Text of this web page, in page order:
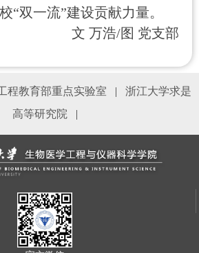
“双一流”建设贡献力量。
文 万浩/图 党支部
程教育部重点实验室 |
浙江大学求是
高等研究院
|